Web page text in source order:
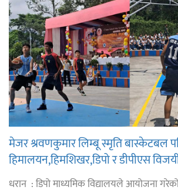
मेजर श्रवणकुमार लिम्बू स्मृति बास्केटबल
हिमालयन,हिमशिखर,डिपो र डीपीएस
धरान : डिपो माध्यमिक विद्यालयले आयोजना